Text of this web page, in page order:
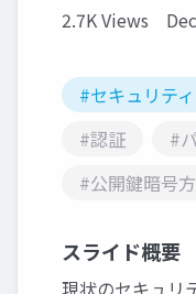
2.7K Views
#セキュリティ
#認証
#
#公開鍵暗号
スライド概要
現状のセキュリ